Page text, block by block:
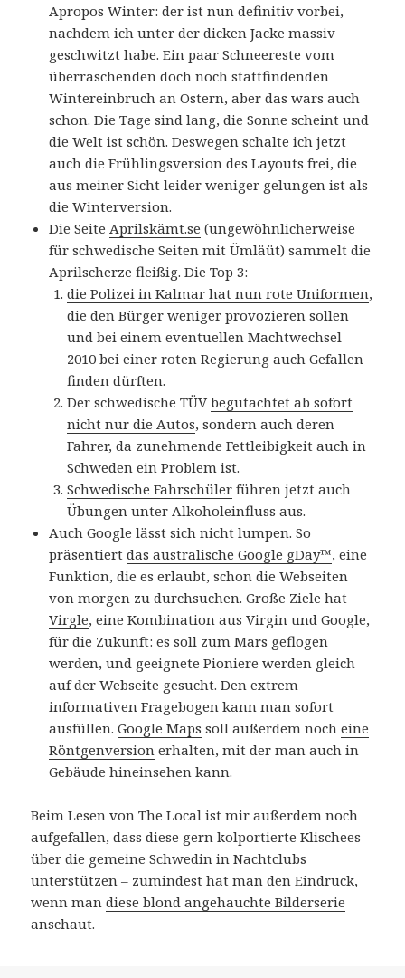
Apropos Winter: der ist nun definitiv vorbei,
nachdem ich unter der dicken Jacke massiv
geschwitzt habe. Ein paar Schneereste vom
überraschenden doch noch stattfindenden
Wintereinbruch an Ostern, aber das wars auch
schon. Die Tage sind lang, die Sonne scheint und
die Welt ist schön. Deswegen schalte ich jetzt
auch die Frühlingsversion des Layouts frei, die
aus meiner Sicht leider weniger gelungen ist als
die Winterversion.
Die SeiteAprilskämt.se (ungewöhnlicherweise
für schwedische Seiten mit Ümläüt) sammelt die
Aprilscherze fleißig. Die Top 3:
die Polizei in Kalmar hat nun rote Uniformen,
die den Bürger weniger provozieren sollen
und bei einem eventuellen Machtwechsel
2010 bei einer roten Regierung auch Gefallen
finden dürften.
Der schwedische TÜVbegutachtet ab sofort
nicht nur die Autos, sondern auch deren
Fahrer, da zunehmende Fettleibigkeit auch in
Schweden ein Problem ist.
Schwedische Fahrschüler führen jetzt auch
Übungen unter Alkoholeinfluss aus.
Auch Google lässt sich nicht lumpen. So
präsentiertdas australische Google gDay™, eine
Funktion, die es erlaubt, schon die Webseiten
von morgen zu durchsuchen. Große Ziele hat
Virgle, eine Kombination aus Virgin und Google,
für die Zukunft: es soll zum Mars geflogen
werden, und geeignete Pioniere werden gleich
auf der Webseite gesucht. Den extrem
informativen Fragebogen kann man sofort
ausfüllen.Google Maps soll außerdem nocheine
Röntgenversion erhalten, mit der man auch in
Gebäude hineinsehen kann.
Beim Lesen von The Local ist mir außerdem noch
aufgefallen, dass diese gern kolportierte Klischees
über die gemeine Schwedin in Nachtclubs
unterstützen – zumindest hat man den Eindruck,
wenn mandiese blond angehauchte Bilderserie
anschaut.